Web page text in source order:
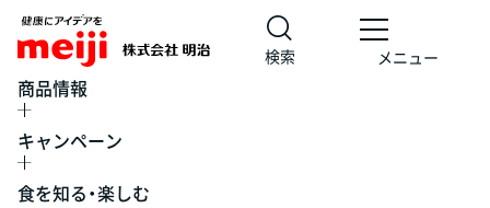
検索 メニュー
商品情報
キャンペーン
食を知る・楽しむ